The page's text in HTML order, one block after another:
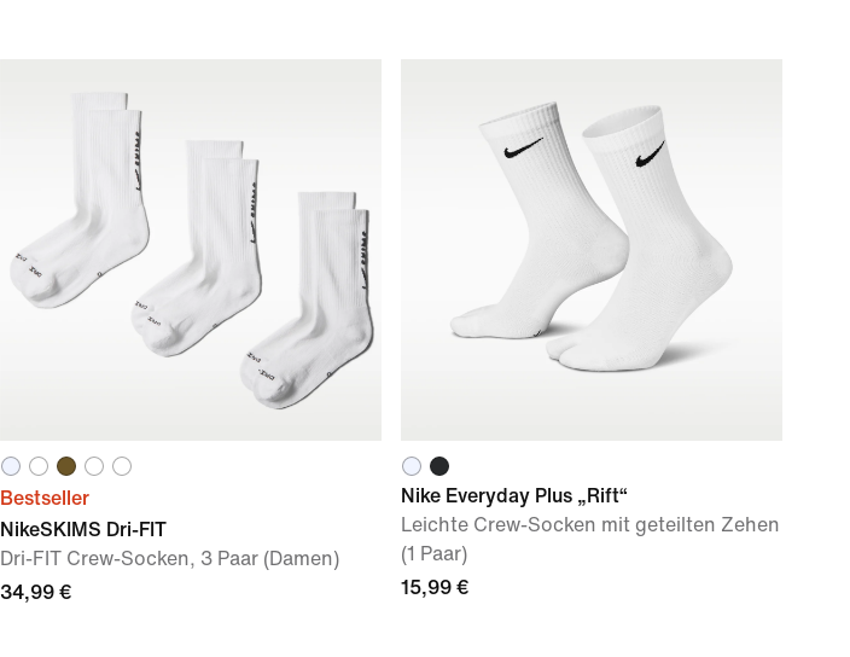
Bestseller
NikeSKIMS Dri-FIT
Dri-FIT Crew-Socken, 3 Paar (Damen)
34,99 €
Nike Everyday Plus „Rift“
Leichte Crew-Socken mit geteilten Zehen
(1 Paar)
15,99 €